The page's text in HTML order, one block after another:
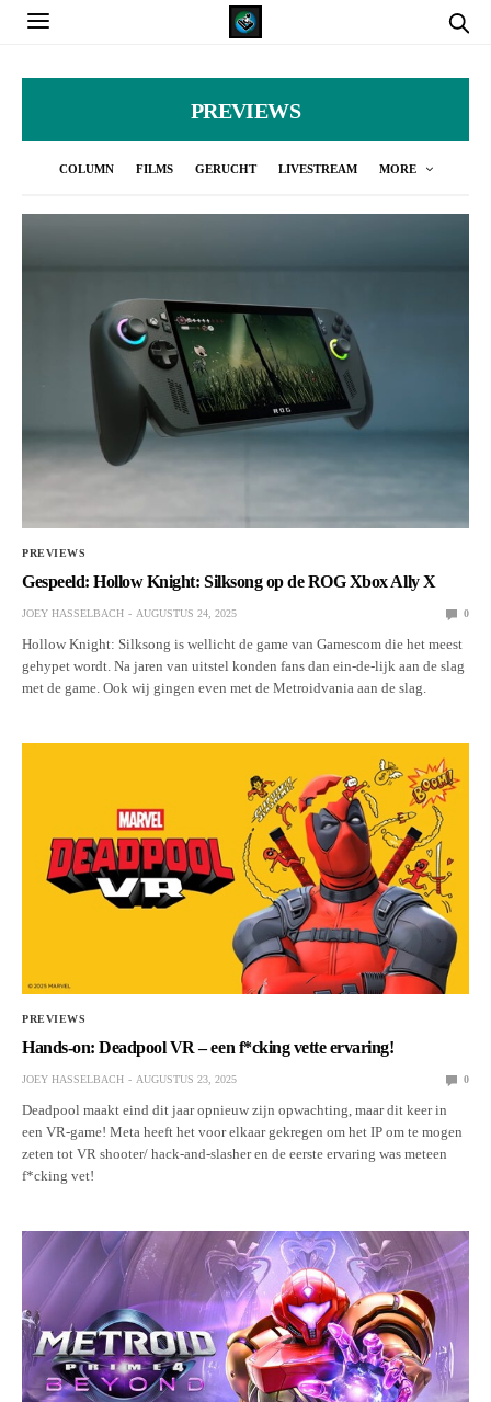
PREVIEWS
COLUMN FILMS GERUCHT LIVESTREAM MORE
PREVIEWS
Gespeeld: Hollow Knight: Silksong op de ROG Xbox Ally X
JOEY HASSELBACH AUGUSTUS 24, 2025 0
Hollow Knight: Silksong is wellicht de game van Gamescom die het meest
gehypet wordt. Na jaren van uitstel konden fans dan ein-de-lijk aan de slag
met de game. Ook wij gingen even met de Metroidvania aan de slag.
PREVIEWS
Hands-on: Deadpool VR – een f*cking vette ervaring!
JOEY HASSELBACH AUGUSTUS 23, 2025 0
Deadpool maakt eind dit jaar opnieuw zijn opwachting, maar dit keer in
een VR-game! Meta heeft het voor elkaar gekregen om het IP om te mogen
zeten tot VR shooter/ hack-and-slasher en de eerste ervaring was meteen
f*cking vet!